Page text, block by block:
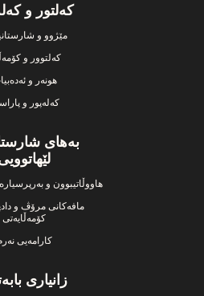
کەلتور و
مێژوو و
کەلتوور و
هونەر و
کەلەپور و
بەهای
هاووڵاتیبوون و
مافەکانی مرۆڤ و
کۆمەڵایەتی
کارامەیی
زانیاری